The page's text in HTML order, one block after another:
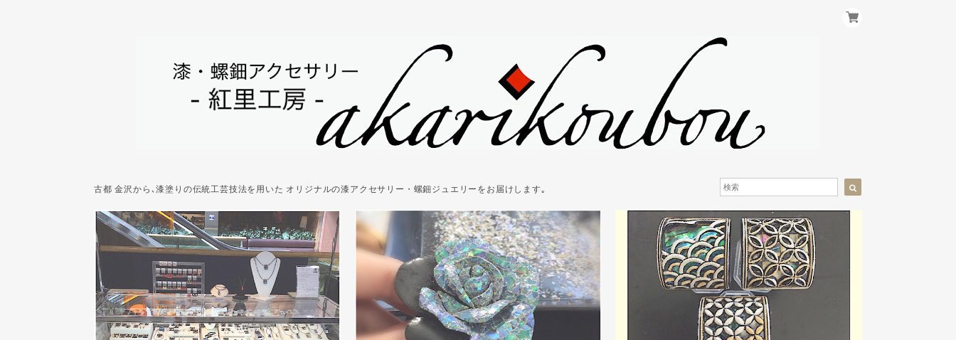
古都 金沢から､漆塗りの伝統工芸技法を用いた オリジナルの漆アクセサリー・螺鈿ジュエリーをお届けします｡